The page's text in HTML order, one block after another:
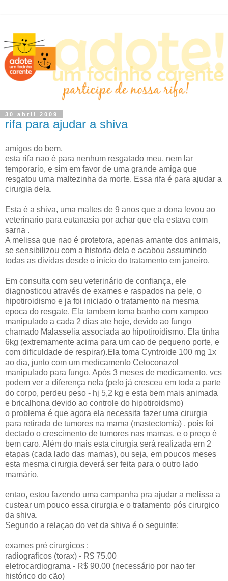
30 abril 2009
rifa para ajudar a shiva
amigos do bem,
esta rifa nao é para nenhum resgatado meu, nem lar
temporario, e sim em favor de uma grande amiga que
resgatou uma maltezinha da morte. Essa rifa é para ajudar a
cirurgia dela.
Esta é a shiva, uma maltes de 9 anos que a dona levou ao
veterinario para eutanasia por achar que ela estava com
sarna .
A melissa que nao é protetora, apenas amante dos animais,
se sensibilizou com a historia dela e acabou assumindo
todas as dividas desde o inicio do tratamento em janeiro.
Em consulta com seu veterinário de confiança, ele
diagnosticou através de exames e raspados na pele, o
hipotiroidismo e ja foi iniciado o tratamento na mesma
epoca do resgate. Ela tambem toma banho com xampoo
manipulado a cada 2 dias ate hoje, devido ao fungo
chamado Malasselia associada ao hipotiroidismo. Ela tinha
6kg (extremamente acima para um cao de pequeno porte, e
com dificuldade de respirar).Ela toma Cyntroide 100 mg 1x
ao dia, junto com um medicamento Cetoconazol
manipulado para fungo. Após 3 meses de medicamento, vcs
podem ver a diferença nela (pelo já cresceu em toda a parte
do corpo, perdeu peso - hj 5,2 kg e esta bem mais animada
e bricalhona devido ao controle do hipotiroidsmo)
o problema é que agora ela necessita fazer uma cirurgia
para retirada de tumores na mama (mastectomia) , pois foi
dectado o crescimento de tumores nas mamas, e o preço é
bem caro. Além do mais esta cirurgia será realizada em 2
etapas (cada lado das mamas), ou seja, em poucos meses
esta mesma cirurgia deverá ser feita para o outro lado
mamário.
entao, estou fazendo uma campanha pra ajudar a melissa a
custear um pouco essa cirurgia e o tratamento pós cirurgico
da shiva.
Segundo a relaçao do vet da shiva é o seguinte:
exames pré cirurgicos :
radiograficos (torax) - R$ 75.00
eletrocardiograma - R$ 90.00 (necessário por nao ter
histórico do cão)